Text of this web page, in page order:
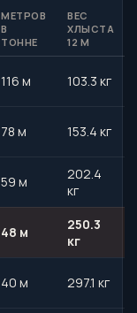
МЕТРОВ
В
ТОННЕ
ВЕС
ХЛЫСТА
12 М
116 м 103.3 кг
78 м 153.4 кг
59 м
202.4
кг
48 м
250.3
кг
40 м 297.1 кг